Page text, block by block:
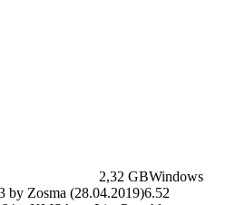
2,32 GBWindows
by Zosma (28.04.2019)6.52